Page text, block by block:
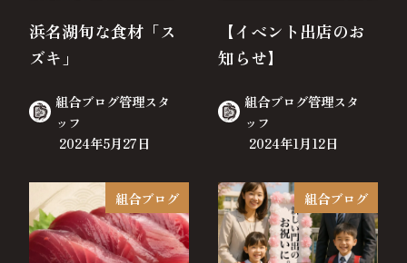
浜名湖旬な食材「ス
ズキ」
組合ブログ管理スタ
ッフ
2024年5月27日
【イベント出店のお
知らせ】
組合ブログ管理スタ
ッフ
2024年1月12日
組合ブログ 組合ブログ